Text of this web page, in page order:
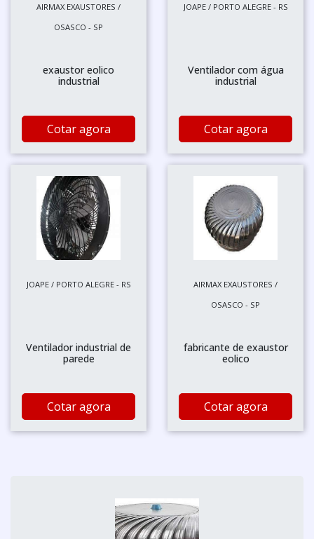
AIRMAX EXAUSTORES /
OSASCO - SP
exaustor eolico
industrial
Cotar agora
JOAPE / PORTO ALEGRE - RS
Ventilador com água
industrial
Cotar agora
JOAPE / PORTO ALEGRE - RS
Ventilador industrial de
parede
Cotar agora
AIRMAX EXAUSTORES /
OSASCO - SP
fabricante de exaustor
eolico
Cotar agora